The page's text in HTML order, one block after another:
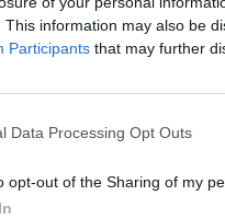
This information may also be
Participants that may further
Data Processing Opt Outs
opt-out of the Sharing of my
πανεπιστημίου
καθηγητής
Βρετανία: Η